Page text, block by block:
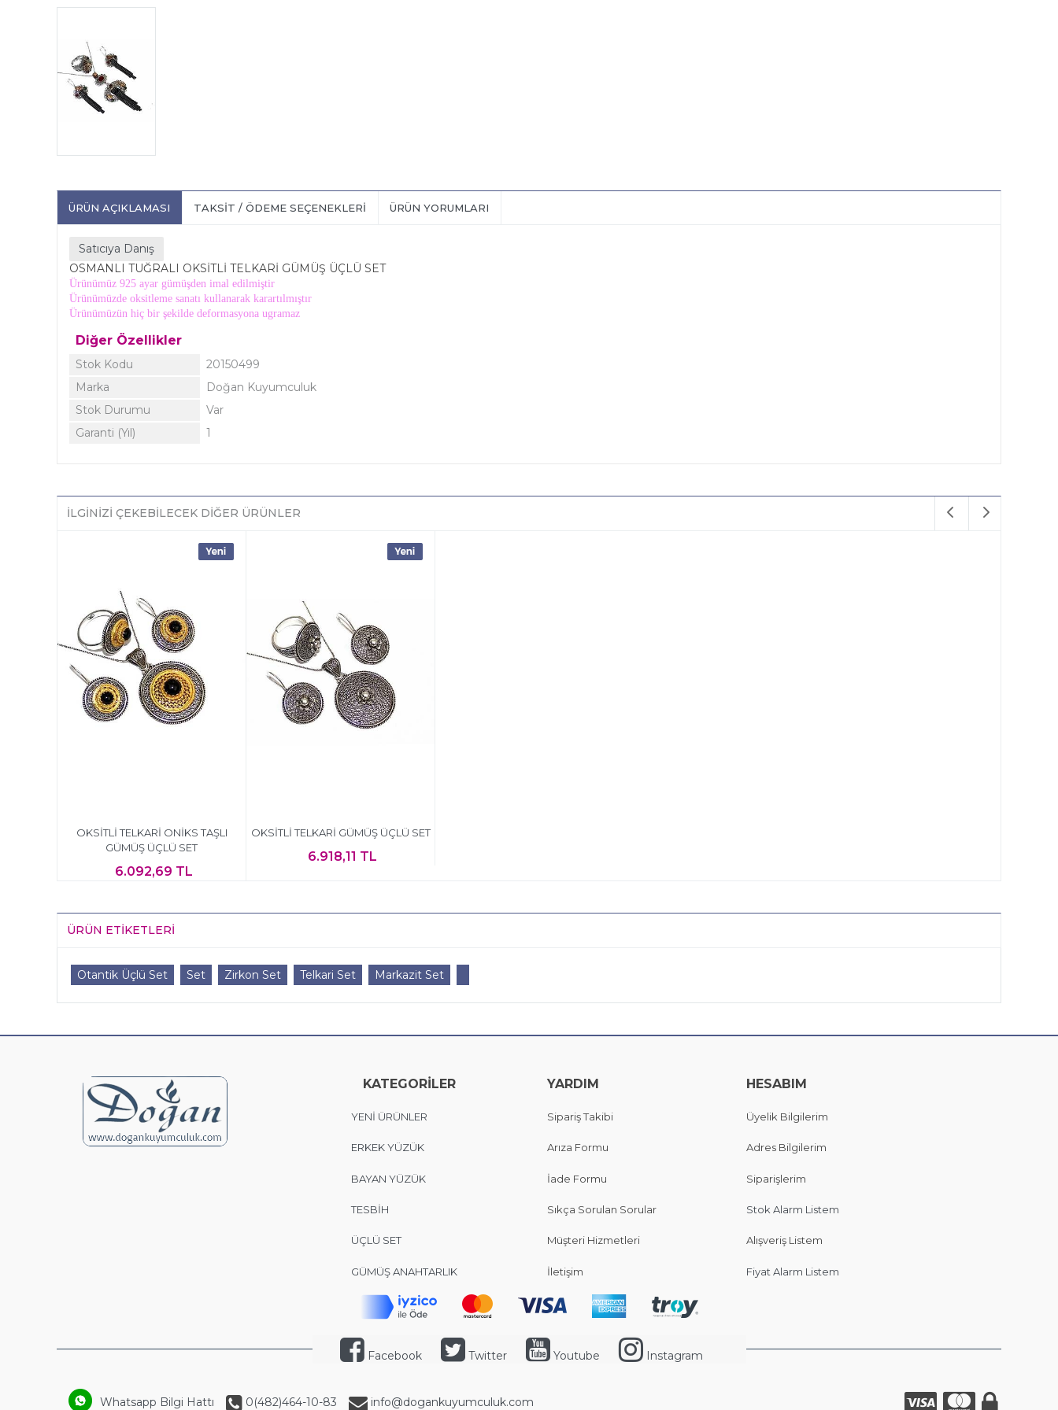
ÜRÜN AÇIKLAMASI TAKSIT / ÖDEME SEÇENEKLERI ÜRÜN YORUMLARI
Satıcıya Danış
OSMANLI TUĞRALI OKSİTLİ TELKARİ GÜMÜŞ ÜÇLÜ SET
Ürünümüz 925 ayar gümüşden imal edilmiştir
Ürünümüzde oksitleme sanatı kullanarak karartılmıştır
Ürünümüzün hiç bir şekilde deformasyona ugramaz
Diğer Özellikler
Stok Kodu
20150499
Marka
Doğan Kuyumculuk
Stok Durumu
Var
Garanti (Yıl)
1
İLGINIZI ÇEKEBILECEK DIĞER ÜRÜNLER
OKSİTLİ TELKARİ ONİKS TAŞLI
GÜMÜŞ ÜÇLÜ SET
6.092,69 TL
OKSİTLİ TELKARİ GÜMÜŞ ÜÇLÜ SET
6.918,11 TL
ÜRÜN ETIKETLERI
Otantik Üçlü Set Set Zirkon Set Telkari Set Markazit Set
KATEGORİLER
YENİ ÜRÜNLER
ERKEK YÜZÜK
BAYAN YÜZÜK
TESBİH
ÜÇLÜ SET
GÜMÜŞ ANAHTARLIK
YARDIM
Sipariş Takibi
Arıza Formu
İade Formu
Sıkça Sorulan Sorular
Müşteri Hizmetleri
İletişim
HESABIM
Üyelik Bilgilerim
Adres Bilgilerim
Siparişlerim
Stok Alarm Listem
Alışveriş Listem
Fiyat Alarm Listem
Facebook Twitter Youtube Instagram
Whatsapp Bilgi Hattı 0(482)464-10-83 info@dogankuyumculuk.com